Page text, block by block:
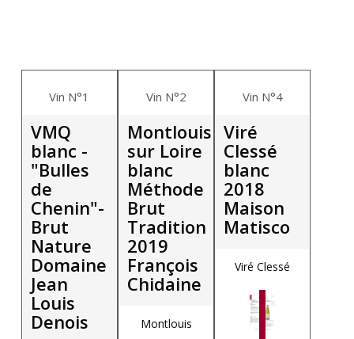
Vin N°1
VMQ
blanc -
"Bulles
de
Chenin"-
Brut
Nature
Domaine
Jean
Louis
Denois
Vin N°2
Montlouis
sur Loire
blanc
Méthode
Brut
Tradition
2019
François
Chidaine
Montlouis
Vin N°4
Viré
Clessé
blanc
2018
Maison
Matisco
Viré Clessé